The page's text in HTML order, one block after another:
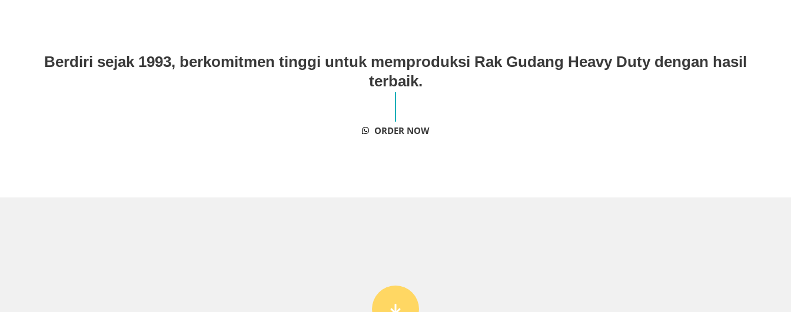
Berdiri sejak 1993, berkomitmen tinggi untuk memproduksi Rak Gudang Heavy Duty dengan hasil
terbaik.
ORDER NOW